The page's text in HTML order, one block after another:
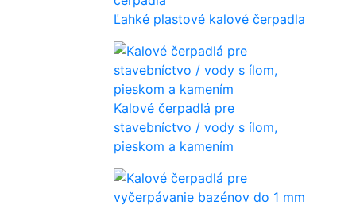
Ľahké plastové kalové čerpadla
Kalové čerpadlá pre
stavebníctvo / vody s ílom,
pieskom a kamením